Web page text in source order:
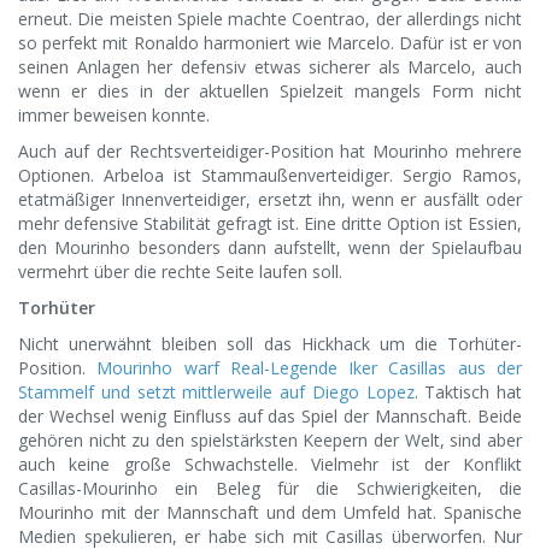
erneut. Die meisten Spiele machte Coentrao, der allerdings nicht
so perfekt mit Ronaldo harmoniert wie Marcelo. Dafür ist er von
seinen Anlagen her defensiv etwas sicherer als Marcelo, auch
wenn er dies in der aktuellen Spielzeit mangels Form nicht
immer beweisen konnte.
Auch auf der Rechtsverteidiger-Position hat Mourinho mehrere
Optionen. Arbeloa ist Stammaußenverteidiger. Sergio Ramos,
etatmäßiger Innenverteidiger, ersetzt ihn, wenn er ausfällt oder
mehr defensive Stabilität gefragt ist. Eine dritte Option ist Essien,
den Mourinho besonders dann aufstellt, wenn der Spielaufbau
vermehrt über die rechte Seite laufen soll.
Torhüter
Nicht unerwähnt bleiben soll das Hickhack um die Torhüter-
Position. Mourinho warf Real-Legende Iker Casillas aus der
Stammelf und setzt mittlerweile auf Diego Lopez. Taktisch hat
der Wechsel wenig Einfluss auf das Spiel der Mannschaft. Beide
gehören nicht zu den spielstärksten Keepern der Welt, sind aber
auch keine große Schwachstelle. Vielmehr ist der Konflikt
Casillas-Mourinho ein Beleg für die Schwierigkeiten, die
Mourinho mit der Mannschaft und dem Umfeld hat. Spanische
Medien spekulieren, er habe sich mit Casillas überworfen. Nur